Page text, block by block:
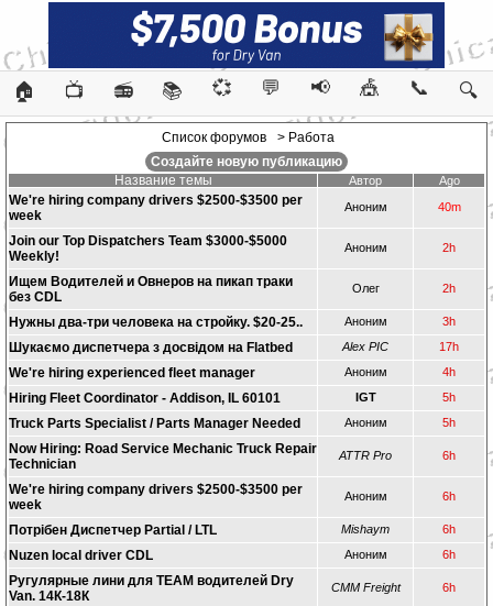
🏠 📺 📻 📚 💞 💬 📢 🎪 📞 🔍
Список форумов
> Работа
Создайте новую публикацию
Название темы
Автор Ago
We're hiring company drivers $2500-$3500 per
week
Аноним 40m
Join our Top Dispatchers Team $3000-$5000
Weekly!
Аноним 2h
Ищем Водителей и Овнеров на пикап траки
без CDL
Олег 2h
Нужны два-три человека на стройку. $20-25.. Аноним 3h
Шукаємо диспетчера з досвідом на Flatbed Alex PIC 17h
We're hiring experienced fleet manager Аноним 4h
Hiring Fleet Coordinator - Addison, IL 60101 IGT 5h
Truck Parts Specialist / Parts Manager Needed Аноним 5h
Now Hiring: Road Service Mechanic Truck Repair
Technician
ATTR Pro 6h
We're hiring company drivers $2500-$3500 per
week
Аноним 6h
Потрібен Диспетчер Partial / LTL Mishaym 6h
Nuzen local driver CDL Аноним 6h
Ругулярные лини для TEAM водителей Dry
Van. 14К-18К
CMM Freight 6h